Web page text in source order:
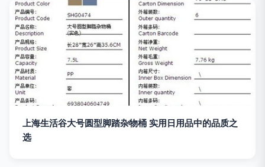
上海生活谷大号圆型脚踏杂物桶 实用日用品中的品质之
选